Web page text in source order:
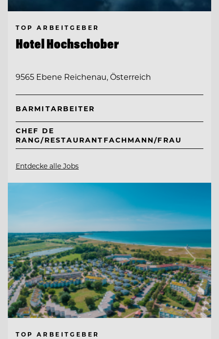
TOP ARBEITGEBER
Hotel Hochschober
9565 Ebene Reichenau, Österreich
BARMITARBEITER
CHEF DE
RANG/RESTAURANTFACHMANN/FRAU
Entdecke alle Jobs
TOP ARBEITGEBER